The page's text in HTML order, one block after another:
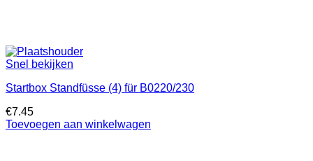
Snel bekijken
Startbox Standfüsse (4) für B0220/230
€7.45
Toevoegen aan winkelwagen